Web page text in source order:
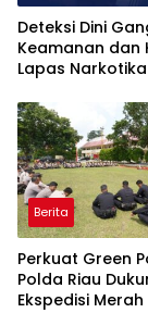
Deteksi Dini
Keamanan dan
Lapas
Hunian
Berita
Perkuat Green
Polda Riau
Ekspedisi Merah